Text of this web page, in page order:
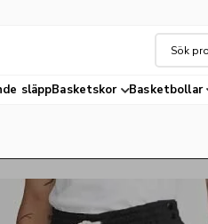
släppBasketskor Basketbollar